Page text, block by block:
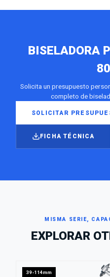
BISELADORA
Solicita un presupuesto
completo de
SOLICITAR
FICHA TÉCNICA
MISMA SERIE,
EXPLORAR
39-114mm